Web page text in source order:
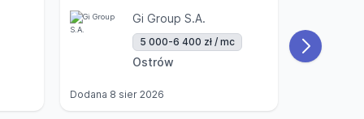
Gi Group S.A.
5 000-6 400 zł / mc
Ostrów
Dodana 8 sier 2026